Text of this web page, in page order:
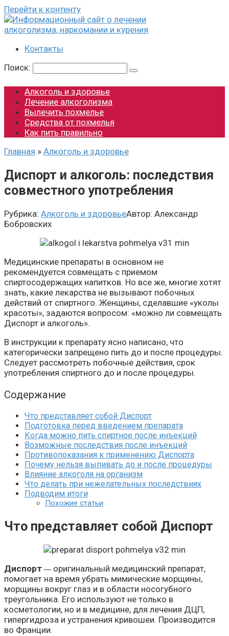
Перейти к контенту
Контакты
Поиск:
Алкоголь и здоровье
Лечение алкоголизма
Вылечить похмелье
Средства от похмелья
Как пить правильно
Главная » Алкоголь и здоровье
Диспорт и алкоголь: последствия
совместного употребления
Рубрика: Алкоголь и здоровьеАвтор: Александр
Бобровских
Медицинские препараты в основном не
рекомендуется совмещать с приемом
спиртосодержащих напитков. Но все же, многие хотят
знать, какие лекарства не вызывают побочных
действий от спиртного. Женщины, сделавшие «уколы
красоты», задаются вопросом: «можно ли совмещать
Диспорт и алкоголь».
В инструкции к препарату ясно написано, что
категорически запрещено пить до и после процедуры.
Следует рассмотреть побочные действия, срок
употребления спиртного до и после процедуры.
Содержание
Что представляет собой Диспорт
Подготовка перед введением препарата
Когда можно пить спиртное после инъекций
Возможные последствия после инъекций
Противопоказания к применению Диспорта
Почему нельзя выпивать до и после процедуры
Влияние алкоголя на организм
Что делать при нежелательных последствиях
Подводим итоги
Похожие статьи
Что представляет собой Диспорт
Диспорт — оригинальный медицинский препарат,
помогает на время убрать мимические морщины,
морщины вокруг глаз и в области носогубного
треугольника. Его используют не только в
косметологии, но и в медицине, для лечения ДЦП,
гипергидроза и устранения кривошеи. Производится
во Франции.